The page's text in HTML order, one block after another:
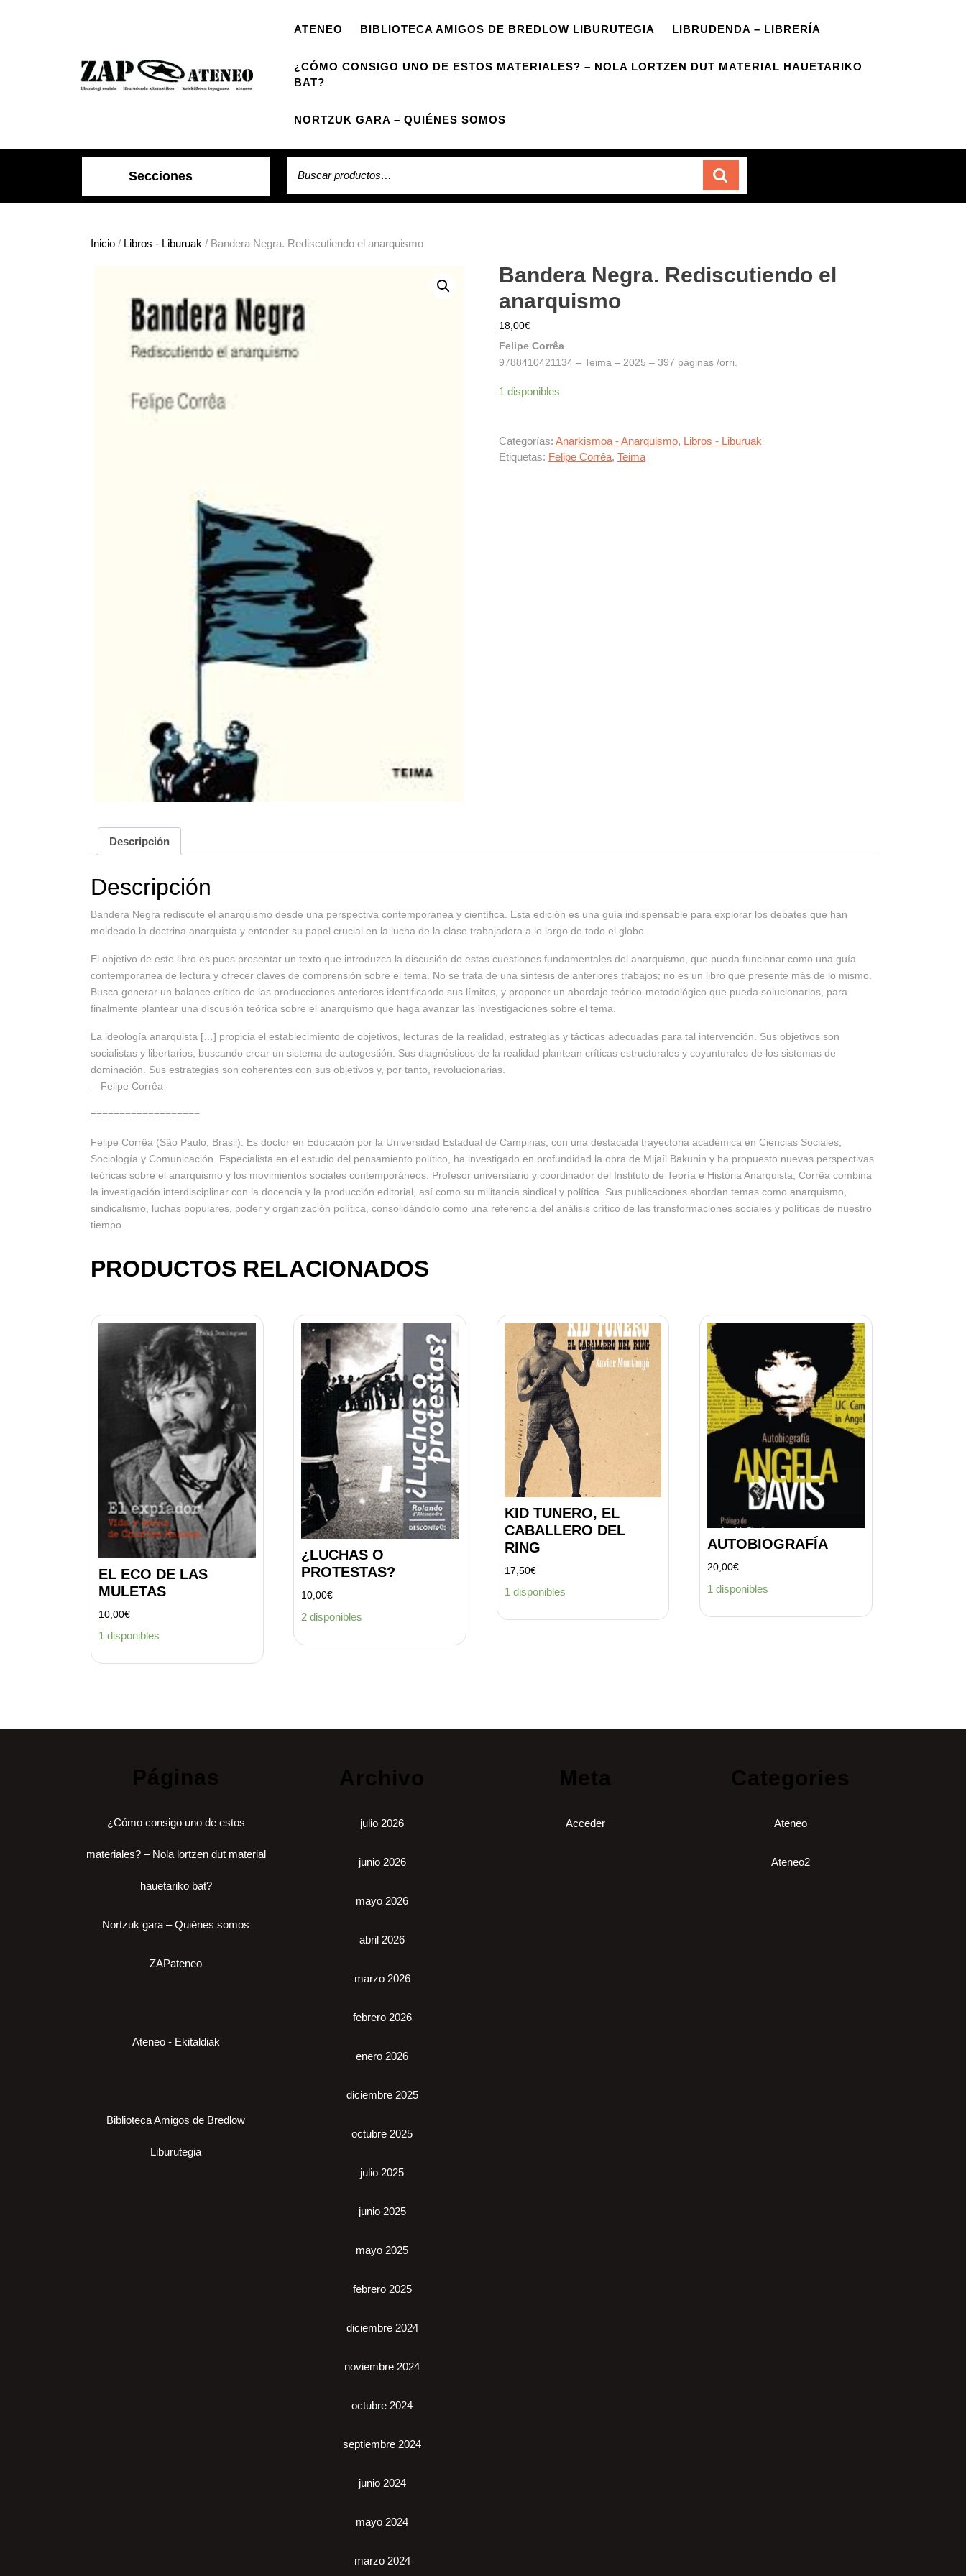
ATENEO BIBLIOTECA AMIGOS DE BREDLOW LIBURUTEGIA LIBRUDENDA – LIBRERÍA
¿CÓMO CONSIGO UNO DE ESTOS MATERIALES? – NOLA LORTZEN DUT MATERIAL HAUETARIKO
BAT?
NORTZUK GARA – QUIÉNES SOMOS
Secciones
Inicio / Libros - Liburuak / Bandera Negra. Rediscutiendo el anarquismo
Bandera Negra. Rediscutiendo el
anarquismo
18,00€
Felipe Corrêa
9788410421134 – Teima – 2025 – 397 páginas /orri.
1 disponibles
Categorías: Anarkismoa - Anarquismo, Libros - Liburuak
Etiquetas: Felipe Corrêa, Teima
Descripción
Descripción
Bandera Negra rediscute el anarquismo desde una perspectiva contemporánea y científica. Esta edición es una guía indispensable para explorar los debates que han
moldeado la doctrina anarquista y entender su papel crucial en la lucha de la clase trabajadora a lo largo de todo el globo.
El objetivo de este libro es pues presentar un texto que introduzca la discusión de estas cuestiones fundamentales del anarquismo, que pueda funcionar como una guía
contemporánea de lectura y ofrecer claves de comprensión sobre el tema. No se trata de una síntesis de anteriores trabajos; no es un libro que presente más de lo mismo.
Busca generar un balance crítico de las producciones anteriores identificando sus límites, y proponer un abordaje teórico-metodológico que pueda solucionarlos, para
finalmente plantear una discusión teórica sobre el anarquismo que haga avanzar las investigaciones sobre el tema.
La ideología anarquista […] propicia el establecimiento de objetivos, lecturas de la realidad, estrategias y tácticas adecuadas para tal intervención. Sus objetivos son
socialistas y libertarios, buscando crear un sistema de autogestión. Sus diagnósticos de la realidad plantean críticas estructurales y coyunturales de los sistemas de
dominación. Sus estrategias son coherentes con sus objetivos y, por tanto, revolucionarias.
—Felipe Corrêa
===================
Felipe Corrêa (São Paulo, Brasil). Es doctor en Educación por la Universidad Estadual de Campinas, con una destacada trayectoria académica en Ciencias Sociales,
Sociología y Comunicación. Especialista en el estudio del pensamiento político, ha investigado en profundidad la obra de Mijaíl Bakunin y ha propuesto nuevas perspectivas
teóricas sobre el anarquismo y los movimientos sociales contemporáneos. Profesor universitario y coordinador del Instituto de Teoría e História Anarquista, Corrêa combina
la investigación interdisciplinar con la docencia y la producción editorial, así como su militancia sindical y política. Sus publicaciones abordan temas como anarquismo,
sindicalismo, luchas populares, poder y organización política, consolidándolo como una referencia del análisis crítico de las transformaciones sociales y políticas de nuestro
tiempo.
PRODUCTOS RELACIONADOS
EL ECO DE LAS
MULETAS
10,00€
1 disponibles
¿LUCHAS O
PROTESTAS?
10,00€
2 disponibles
KID TUNERO, EL
CABALLERO DEL
RING
17,50€
1 disponibles
AUTOBIOGRAFÍA
20,00€
1 disponibles
Páginas
¿Cómo consigo uno de estos
materiales? – Nola lortzen dut material
hauetariko bat?
Nortzuk gara – Quiénes somos
ZAPateneo
Ateneo - Ekitaldiak
Biblioteca Amigos de Bredlow
Liburutegia
Archivo
julio 2026
junio 2026
mayo 2026
abril 2026
marzo 2026
febrero 2026
enero 2026
diciembre 2025
octubre 2025
julio 2025
junio 2025
mayo 2025
febrero 2025
diciembre 2024
noviembre 2024
octubre 2024
septiembre 2024
junio 2024
mayo 2024
marzo 2024
Meta
Acceder
Categories
Ateneo
Ateneo2